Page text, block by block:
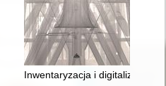
twórczej (?)
Inwentaryzacja i digitalizacja